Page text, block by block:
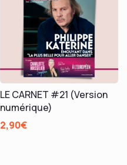
LE CARNET #21 (Version
numérique)
2,90€